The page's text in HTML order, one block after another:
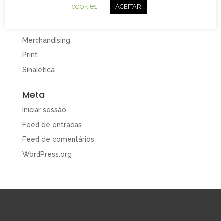
Design e Publicidade
Merchandising
Print
Sinalética
Meta
Iniciar sessão
Feed de entradas
Feed de comentários
WordPress.org
cookies
ACEITAR